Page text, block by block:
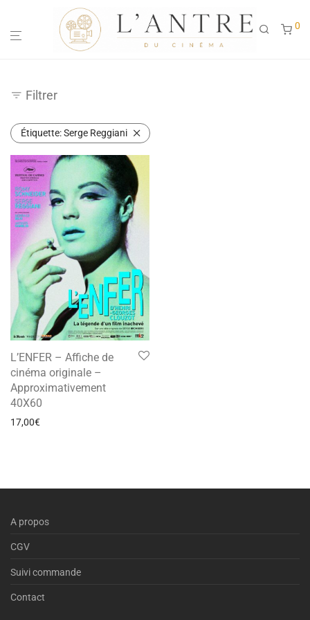
0
Filtrer
Étiquette:Serge Reggiani
L’ENFER – Affiche de
cinéma originale –
Approximativement
40X60
17,00€
A propos
CGV
Suivi commande
Contact